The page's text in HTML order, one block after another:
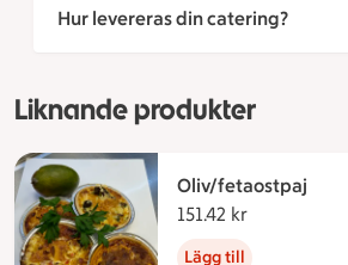
Hur levereras din catering?
Liknande produkter
Oliv/fetaostpaj
151.42 kr
Lägg till